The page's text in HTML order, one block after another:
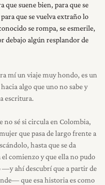
suene bien, para que se
que se vuelva extraño lo
se rompa, se esmerile,
debajo algún resplandor de
mí un viaje muy hondo, es un
algo que uno no sabe y
escritura.
no sé si circula en Colombia,
que pasa de largo frente a
hasta que se da
el comienzo y que ella no pudo
—y ahí descubrí que a partir de
que esa historia es como